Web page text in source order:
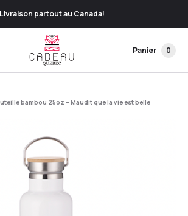
Livraison partout au Canada!
Panier 0
bambou 25oz – Maudit que la vie est belle